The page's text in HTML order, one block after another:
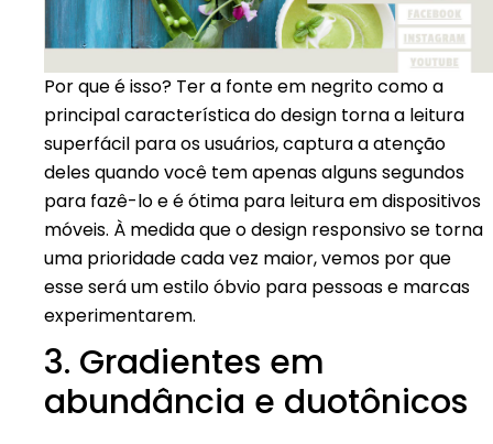
Por que é isso? Ter a fonte em negrito como a
principal característica do design torna a leitura
superfácil para os usuários, captura a atenção
deles quando você tem apenas alguns segundos
para fazê-lo e é ótima para leitura em dispositivos
móveis. À medida que o design responsivo se torna
uma prioridade cada vez maior, vemos por que
esse será um estilo óbvio para pessoas e marcas
experimentarem.
3. Gradientes em
abundância e duotônicos